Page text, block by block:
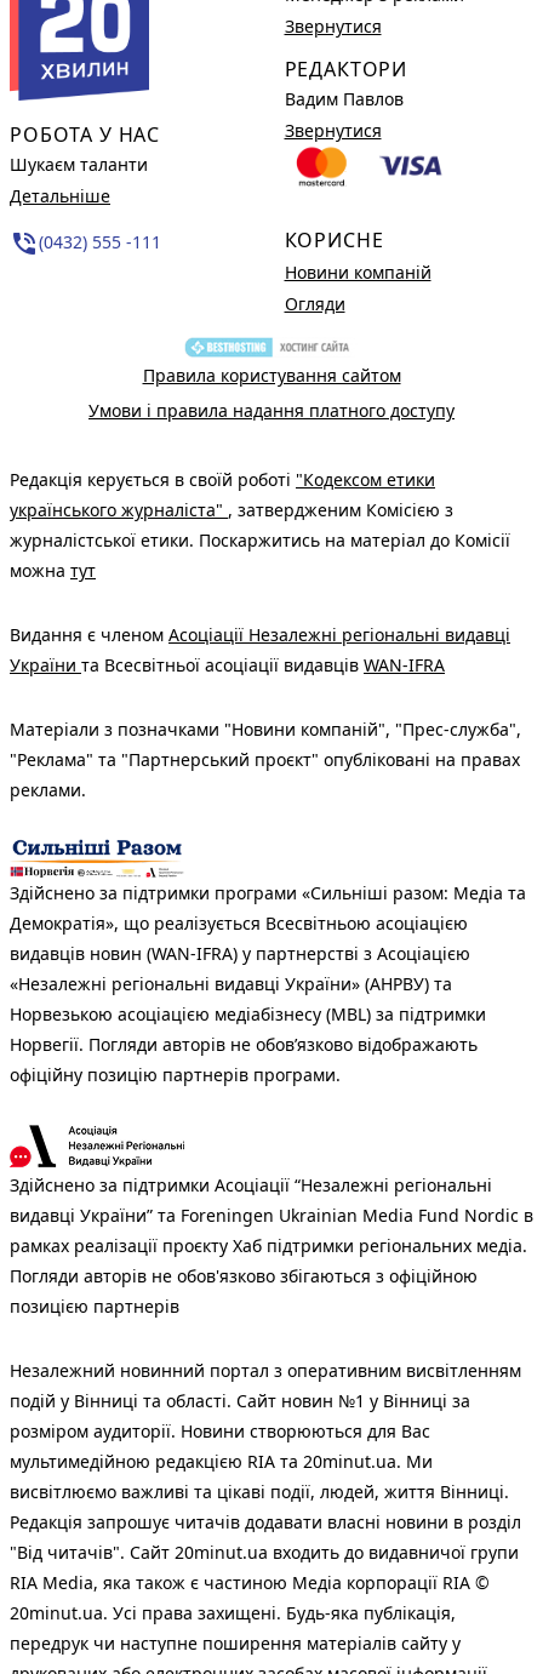
РОБОТА У НАС
Шукаєм таланти
Детальніше
phone_in_talk(0432) 555 -111
Звернутися
РЕДАКТОРИ
Вадим Павлов
Звернутися
КОРИСНЕ
Новини компаній
Огляди
Правила користування сайтом
Умови і правила надання платного доступу
Редакція керується в своїй роботі "Кодексом етики
українського журналіста" , затвердженим Комісією з
журналістської етики. Поскаржитись на матеріал до Комісії
можна тут
Видання є членом Асоціації Незалежні регіональні видавці
України та Всесвітньої асоціації видавців WAN-IFRA
Матеріали з позначками "Новини компаній", "Прес-служба",
"Реклама" та "Партнерський проєкт" опубліковані на правах
реклами.
Здійснено за підтримки програми «Сильніші разом: Медіа та
Демократія», що реалізується Всесвітньою асоціацією
видавців новин (WAN-IFRA) у партнерстві з Асоціацією
«Незалежні регіональні видавці України» (АНРВУ) та
Норвезькою асоціацією медіабізнесу (MBL) за підтримки
Норвегії. Погляди авторів не обов’язково відображають
офіційну позицію партнерів програми.
Здійснено за підтримки Асоціації “Незалежні регіональні
видавці України” та Foreningen Ukrainian Media Fund Nordic в
рамках реалізації проєкту Хаб підтримки регіональних медіа.
Погляди авторів не обов'язково збігаються з офіційною
позицією партнерів
Незалежний новинний портал з оперативним висвітленням
подій у Вінниці та області. Сайт новин №1 у Вінниці за
розміром аудиторії. Новини створюються для Вас
мультимедійною редакцією RIA та 20minut.ua. Ми
висвітлюємо важливі та цікаві події, людей, життя Вінниці.
Редакція запрошує читачів додавати власні новини в розділ
"Від читачів". Сайт 20minut.ua входить до видавничої групи
RIA Media, яка також є частиною Медіа корпорації RIA ©
20minut.ua. Усі права захищені. Будь-яка публiкацiя,
передрук чи наступне поширення матеріалів сайту у